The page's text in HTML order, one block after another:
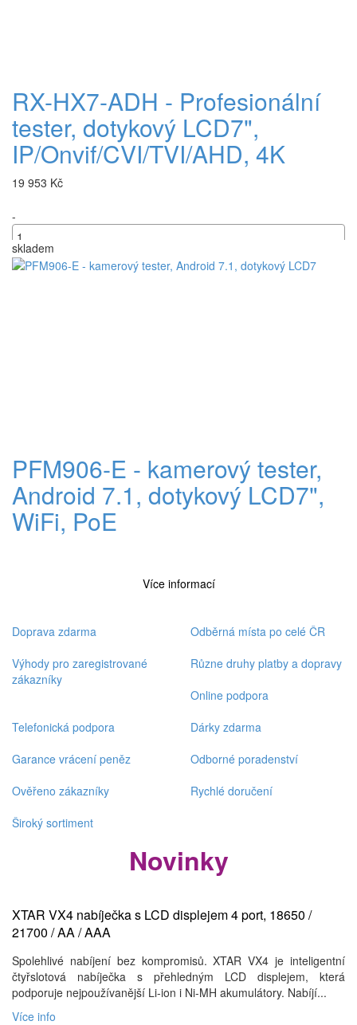
RX-HX7-ADH - Profesionální
tester, dotykový LCD7",
IP/Onvif/CVI/TVI/AHD, 4K
19 953 Kč
-
+
skladem
PFM906-E - kamerový tester,
Android 7.1, dotykový LCD7",
WiFi, PoE
Více informací
Doprava zdarma
Odběrná místa po celé ČR
Výhody pro zaregistrované
zákazníky
Různe druhy platby a dopravy
Online podpora
Telefonická podpora
Dárky zdarma
Garance vrácení peněz
Odborné poradenství
Ověřeno zákazníky
Rychlé doručení
Široký sortiment
Novinky
XTAR VX4 nabíječka s LCD displejem 4 port, 18650 /
21700 / AA / AAA
Spolehlivé nabíjení bez kompromisů. XTAR VX4 je inteligentní
čtyřslotová nabíječka s přehledným LCD displejem, která
podporuje nejpoužívanější Li-ion i Ni-MH akumulátory. Nabíjí...
Více info